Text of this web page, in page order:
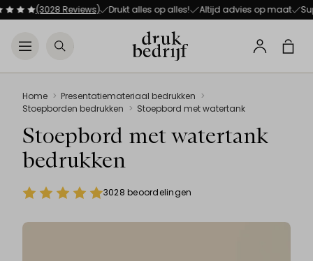
Direct naar de
Direct naar de hoofdinhoud
Open menu
Zoeken
Profiel
(3028 Reviews) Drukt alles op alles! Altijd advies op maat
Home
Presentatiemateriaal bedrukken
Stoepborden bedrukken
Stoepbord met watertank
Stoepbord met watertank
bedrukken
3028 beoordelingen